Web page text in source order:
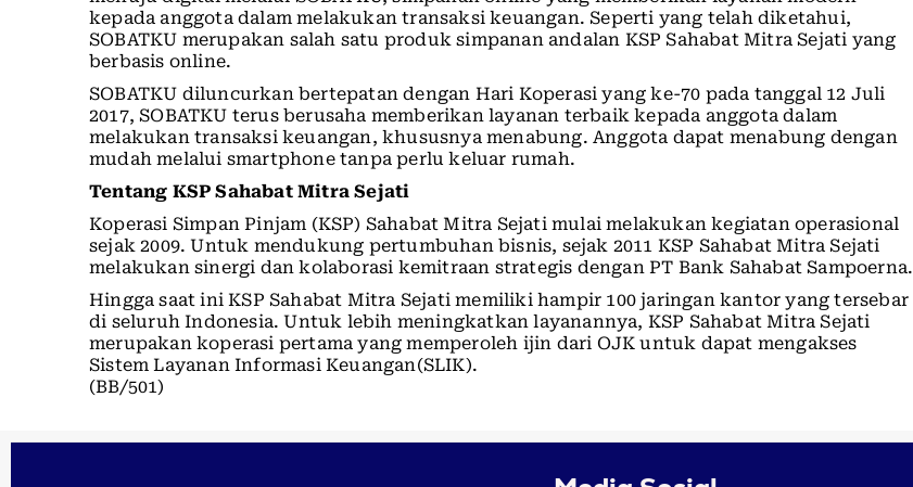
kepada anggota dalam melakukan transaksi keuangan. Seperti yang telah diketahui,
SOBATKU merupakan salah satu produk simpanan andalan KSP Sahabat Mitra Sejati yang
berbasis online.
SOBATKU diluncurkan bertepatan dengan Hari Koperasi yang ke-70 pada tanggal 12 Juli
2017, SOBATKU terus berusaha memberikan layanan terbaik kepada anggota dalam
melakukan transaksi keuangan, khususnya menabung. Anggota dapat menabung dengan
mudah melalui smartphone tanpa perlu keluar rumah.
Tentang KSP Sahabat Mitra Sejati
Koperasi Simpan Pinjam (KSP) Sahabat Mitra Sejati mulai melakukan kegiatan operasional
sejak 2009. Untuk mendukung pertumbuhan bisnis, sejak 2011 KSP Sahabat Mitra Sejati
melakukan sinergi dan kolaborasi kemitraan strategis dengan PT Bank Sahabat Sampoerna.
Hingga saat ini KSP Sahabat Mitra Sejati memiliki hampir 100 jaringan kantor yang tersebar
di seluruh Indonesia. Untuk lebih meningkatkan layanannya, KSP Sahabat Mitra Sejati
merupakan koperasi pertama yang memperoleh ijin dari OJK untuk dapat mengakses
Sistem Layanan Informasi Keuangan(SLIK).
(BB/501)